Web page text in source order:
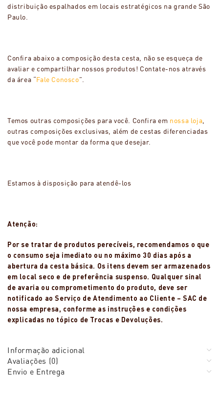
distribuição espalhados em locais estratégicos na grande São
Paulo.
Confira abaixo a composição desta cesta, não se esqueça de
avaliar e compartilhar nossos produtos! Contate-nos através
da área “Fale Conosco”.
Temos outras composições para você. Confira em nossa loja,
outras composições exclusivas, além de cestas diferenciadas
que você pode montar da forma que desejar.
Estamos à disposição para atendê-los
Atenção:
Por se tratar de produtos perecíveis, recomendamos o que
o consumo seja imediato ou no máximo 30 dias após a
abertura da cesta básica. Os itens devem ser armazenados
em local seco e de preferência suspenso. Qualquer sinal
de avaria ou comprometimento do produto, deve ser
notificado ao Serviço de Atendimento ao Cliente – SAC de
nossa empresa, conforme as instruções e condições
explicadas no tópico de Trocas e Devoluções.
Informação adicional
Avaliações (0)
Envio e Entrega